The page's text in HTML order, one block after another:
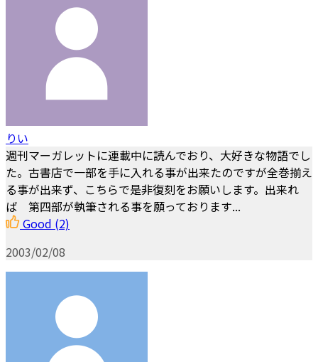
りい
週刊マーガレットに連載中に読んでおり、大好きな物語でし
た。古書店で一部を手に入れる事が出来たのですが全巻揃え
る事が出来ず、こちらで是非復刻をお願いします。出来れ
ば 第四部が執筆される事を願っております...
Good (2)
2003/02/08